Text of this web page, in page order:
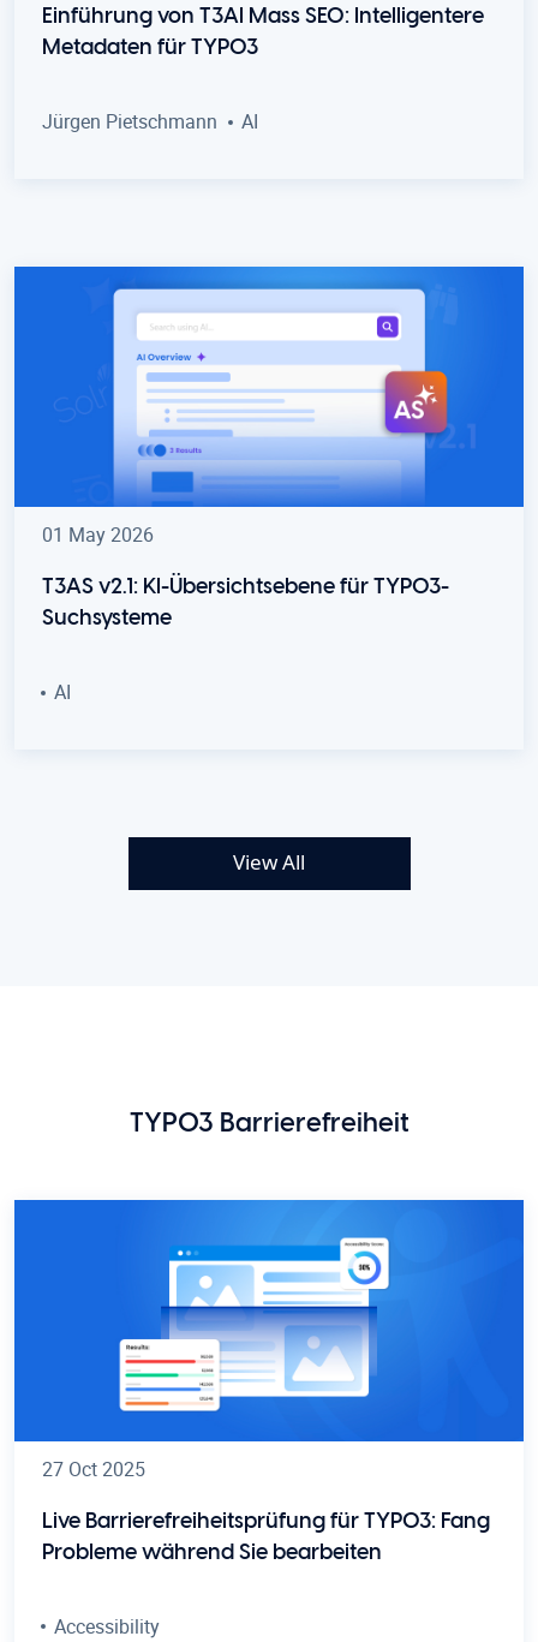
Einführung von T3AI Mass SEO: Intelligentere
Metadaten für TYPO3
Jürgen Pietschmann AI
01 May 2026
T3AS v2.1: KI-Übersichtsebene für TYPO3-
Suchsysteme
AI
View All
TYPO3 Barrierefreiheit
27 Oct 2025
Live Barrierefreiheitsprüfung für TYPO3: Fang
Probleme während Sie bearbeiten
Accessibility